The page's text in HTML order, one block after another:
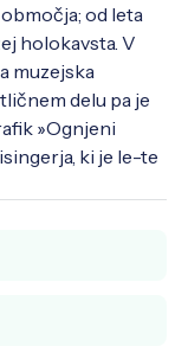
od leta
holokavsta. V
muzejska
delu pa je
»Ognjeni
ki je le-te